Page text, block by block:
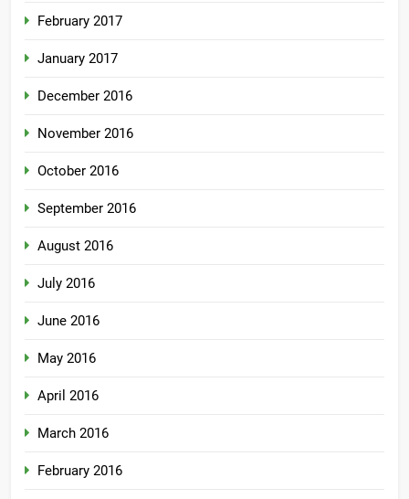
February 2017
January 2017
December 2016
November 2016
October 2016
September 2016
August 2016
July 2016
June 2016
May 2016
April 2016
March 2016
February 2016